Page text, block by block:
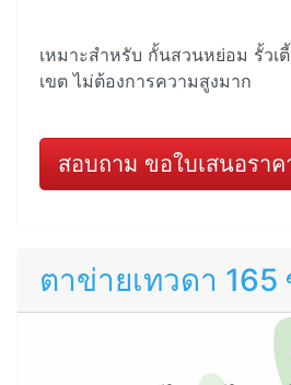
เหมาะสำหรับ กั้นสวนหย่อม รั้วเ
เขต ไม่ต้องการความสูงมาก
สอบถาม ขอใบเสนอราค
ตาข่ายเทวดา 165